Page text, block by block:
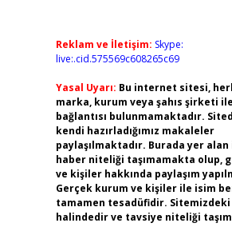
Reklam ve İletişim: Skype:
live:.cid.575569c608265c69
Yasal Uyarı: Bu internet sitesi,
marka, kurum veya şahıs şirketi
bağlantısı bulunmamaktadır.
kendi hazırladığımız makaleler
paylaşılmaktadır. Burada yer
haber niteliği taşımamakta olup,
ve kişiler hakkında paylaşım
Gerçek kurum ve kişiler ile isim
tamamen tesadüfidir.
halindedir ve tavsiye niteliği